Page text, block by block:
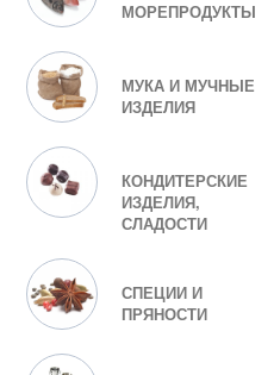
МОРЕПРОДУКТЫ
МУКА И МУЧНЫЕ
ИЗДЕЛИЯ
КОНДИТЕРСКИЕ
ИЗДЕЛИЯ,
СЛАДОСТИ
СПЕЦИИ И
ПРЯНОСТИ